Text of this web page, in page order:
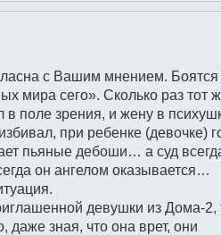
с Вашим мнением. Боятся
мира сего». Сколько раз тот
в поле зрения, и жену в
при ребенке (девочке)
пьяные дебоши… а суд
он ангелом оказывается…
девушки из Дома-2,
даже зная, что она врет, они